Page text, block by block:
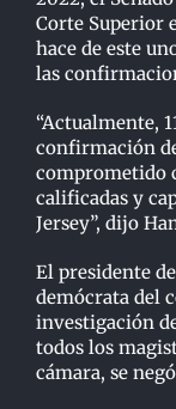
Corte Superior
hace de este
las
“Actualmente,
confirmación
comprometido
calificadas y
Jersey”, dijo
El presidente
demócrata del
investigación
todos los
cámara, se